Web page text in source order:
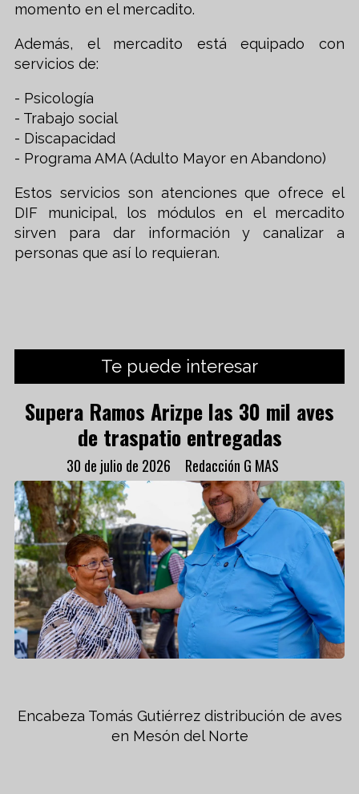
momento en el mercadito.
Además, el mercadito está equipado con
servicios de:
- Psicología
- Trabajo social
- Discapacidad
- Programa AMA (Adulto Mayor en Abandono)
Estos servicios son atenciones que ofrece el
DIF municipal, los módulos en el mercadito
sirven para dar información y canalizar a
personas que así lo requieran.
Te puede interesar
Supera Ramos Arizpe las 30 mil aves
de traspatio entregadas
Redacción G MAS
30 de julio de 2026
Encabeza Tomás Gutiérrez distribución de aves
en Mesón del Norte